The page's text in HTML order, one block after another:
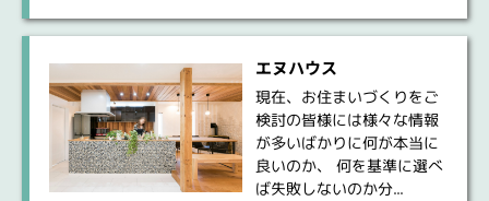
エヌハウス
現在、お住まいづくりをご
検討の皆様には様々な情報
が多いばかりに何が本当に
良いのか、 何を基準に選べ
ば失敗しないのか分...